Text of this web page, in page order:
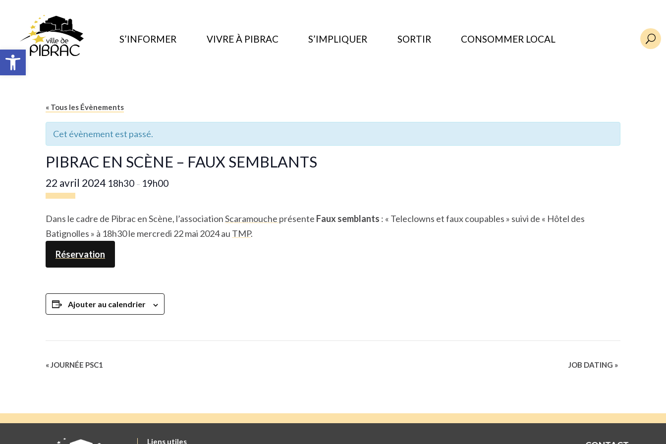
Ouvrir la barre d’outils
S’INFORMER VIVRE À PIBRAC S’IMPLIQUER SORTIR CONSOMMER LOCAL U
« Tous les Évènements
Cet évènement est passé.
PIBRAC EN SCÈNE – FAUX SEMBLANTS
22 avril 2024 18h30 – 19h00
Dans le cadre de Pibrac en Scène, l’associationScaramouche présente Faux semblants : « Teleclowns et faux coupables » suivi de « Hôtel des
Batignolles » à 18h30 le mercredi 22 mai 2024 au TMP.
Réservation
Ajouter au calendrier
Navigation
«JOURNÉE PSC1 JOB DATING »
Liens utiles